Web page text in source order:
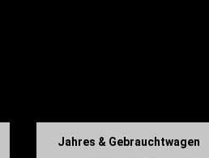
Jahres & Gebrauchtwagen